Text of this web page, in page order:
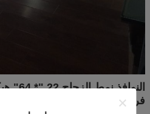
فريدة من نوعها